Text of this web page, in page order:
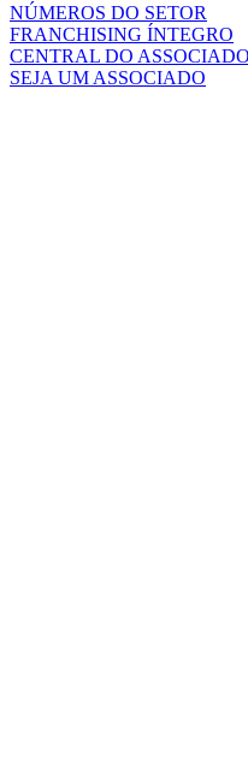
NÚMEROS DO SETOR
FRANCHISING ÍNTEGRO
CENTRAL DO ASSOCIADO
SEJA UM ASSOCIADO